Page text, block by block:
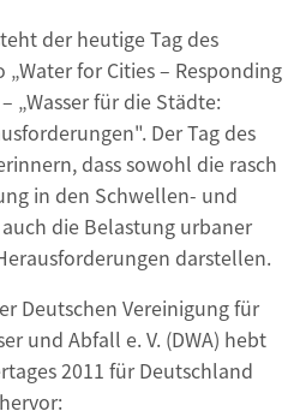
der heutige Tag des
for Cities – Responding
„Wasser für die Städte:
Der Tag des
dass sowohl die rasch
in den Schwellen- und
die Belastung urbaner
darstellen.
Deutschen Vereinigung für
und Abfall e. V. (DWA) hebt
2011 für Deutschland